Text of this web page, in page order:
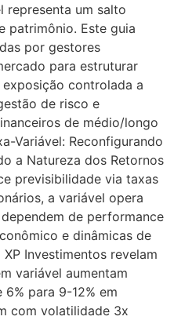
representa um salto
patrimônio. Este guia
por gestores
para estruturar
controlada a
de risco e
de médio/longo
Variável: Reconfigurando
a Natureza dos Retornos
previsibilidade via taxas
a variável opera
de performance
e dinâmicas de
Investimentos revelam
variável aumentam
para 9-12% em
com volatilidade 3x